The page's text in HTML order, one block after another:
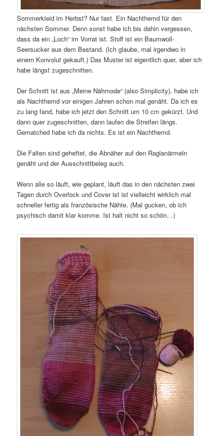
Sommerkleid im Herbst? Nur fast. Ein Nachthemd für den
nächsten Sommer. Denn sonst habe ich bis dahin vergessen,
dass da ein „Loch“ im Vorrat ist. Stoff ist ein Baumwoll-
Seersucker aus dem Bestand. (Ich glaube, mal irgendwo in
einem Konvolut gekauft.) Das Muster ist eigentlich quer, aber ich
habe längst zugeschnitten.
Der Schnitt ist aus „Meine Nähmode“ (also Simplicity), habe ich
als Nachthemd vor einigen Jahren schon mal genäht. Da ich es
zu lang fand, habe ich jetzt den Schnitt um 10 cm gekürzt. Und
dann quer zugeschnitten, dann laufen die Streifen längs.
Gematched habe ich da nichts. Es ist ein Nachthemd.
Die Falten sind geheftet, die Abnäher auf den Raglanärmeln
genäht und der Ausschnittbeleg auch.
Wenn alle so läuft, wie geplant, läuft das in den nächsten zwei
Tagen durch Overlock und Cover ist ist vielleicht wirklich mal
schneller fertig als französische Nähte. (Mal gucken, ob ich
psychisch damit klar komme. Ist halt nicht so schön…)